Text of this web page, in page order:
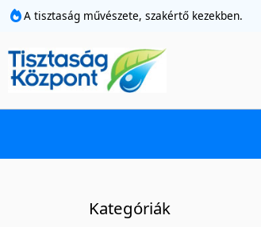
A tisztaság művészete, szakértő kezekben.
Kategóriák